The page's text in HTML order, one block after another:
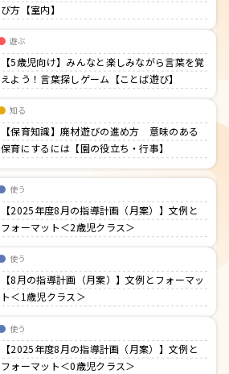
び方【室内】
遊ぶ
【5歳児向け】みんなと楽しみながら言葉を覚
えよう！言葉探しゲーム【ことば遊び】
知る
【保育知識】廃材遊びの進め方 意味のある
保育にするには【園の役立ち・行事】
使う
【2025年度8月の指導計画（月案）】文例と
フォーマット＜2歳児クラス＞
使う
【8月の指導計画（月案）】文例とフォーマッ
ト＜1歳児クラス＞
使う
【2025年度8月の指導計画（月案）】文例と
フォーマット＜0歳児クラス＞